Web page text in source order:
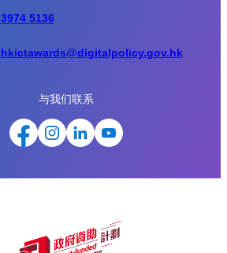
3974 5136
hkictawards@digitalpolicy.gov.hk
与我们联系